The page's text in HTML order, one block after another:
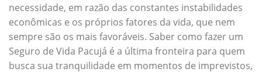
necessidade, em razão das constantes instabilidades
econômicas e os próprios fatores da vida, que nem
sempre são os mais favoráveis. Saber como fazer um
Seguro de Vida Pacujá é a última fronteira para quem
busca sua tranquilidade em momentos de imprevistos,